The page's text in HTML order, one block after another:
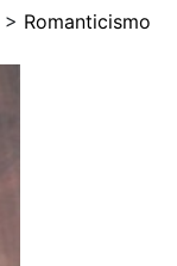
> Romanticismo